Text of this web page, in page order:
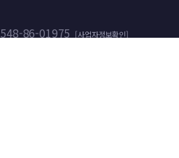
548-86-01975 [사업자정보확인]